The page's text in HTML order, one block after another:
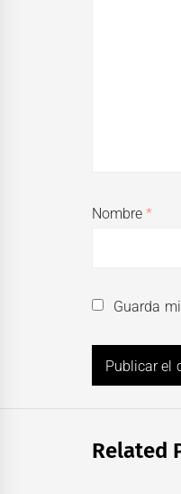
Nombre*
Guarda
Related